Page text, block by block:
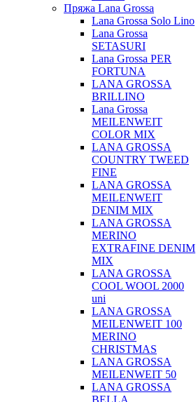
Пряжа Lana Grossa
Lana Grossa Solo Lino
Lana Grossa
SETASURI
Lana Grossa PER
FORTUNA
LANA GROSSA
BRILLINO
Lana Grossa
MEILENWEIT
COLOR MIX
LANA GROSSA
COUNTRY TWEED
FINE
LANA GROSSA
MEILENWEIT
DENIM MIX
LANA GROSSA
MERINO
EXTRAFINE DENIM
MIX
LANA GROSSA
COOL WOOL 2000
uni
LANA GROSSA
MEILENWEIT 100
MERINO
CHRISTMAS
LANA GROSSA
MEILENWEIT 50
LANA GROSSA
BELLA